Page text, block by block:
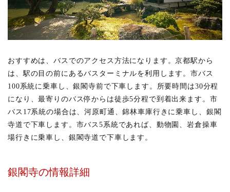
おすすめは、バスでのアクセス方法になります。京都駅から
は、駅の目の前にあるバスターミナルを利用します。市バス
100系統に乗車し、銀閣寺前で下車します。所要時間は30分程
になり、最寄りのバス停からは徒歩5分程で到着出来ます。市
バス17系統の場合は、河原町通、錦林車庫行きに乗車し、銀閣
寺道で下車します。市バス5系統であれば、動物園、岩倉操車
場行きに乗車し、銀閣寺道で下車します。
銀閣寺の情報詳細